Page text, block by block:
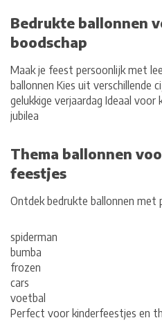
Bedrukte ballonnen
boodschap
Maak je feest persoonlijk met
ballonnen Kies uit verschillende
gelukkige verjaardag Ideaal
jubilea
Thema ballonnen
feestjes
Ontdek bedrukte ballonnen met
spiderman
bumba
frozen
cars
voetbal
Perfect voor kinderfeestjes en